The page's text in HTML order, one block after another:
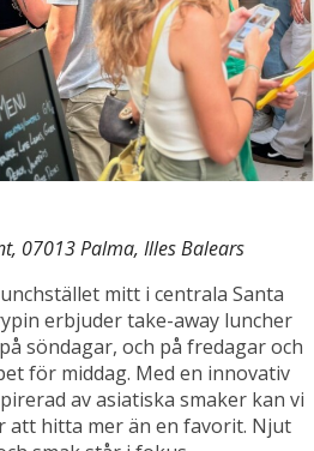
07013 Palma, Illes Balears
mitt i centrala Santa
erbjuder take-away luncher
söndagar, och på fredagar och
för middag. Med en innovativ
av asiatiska smaker kan vi
att hitta mer än en favorit. Njut